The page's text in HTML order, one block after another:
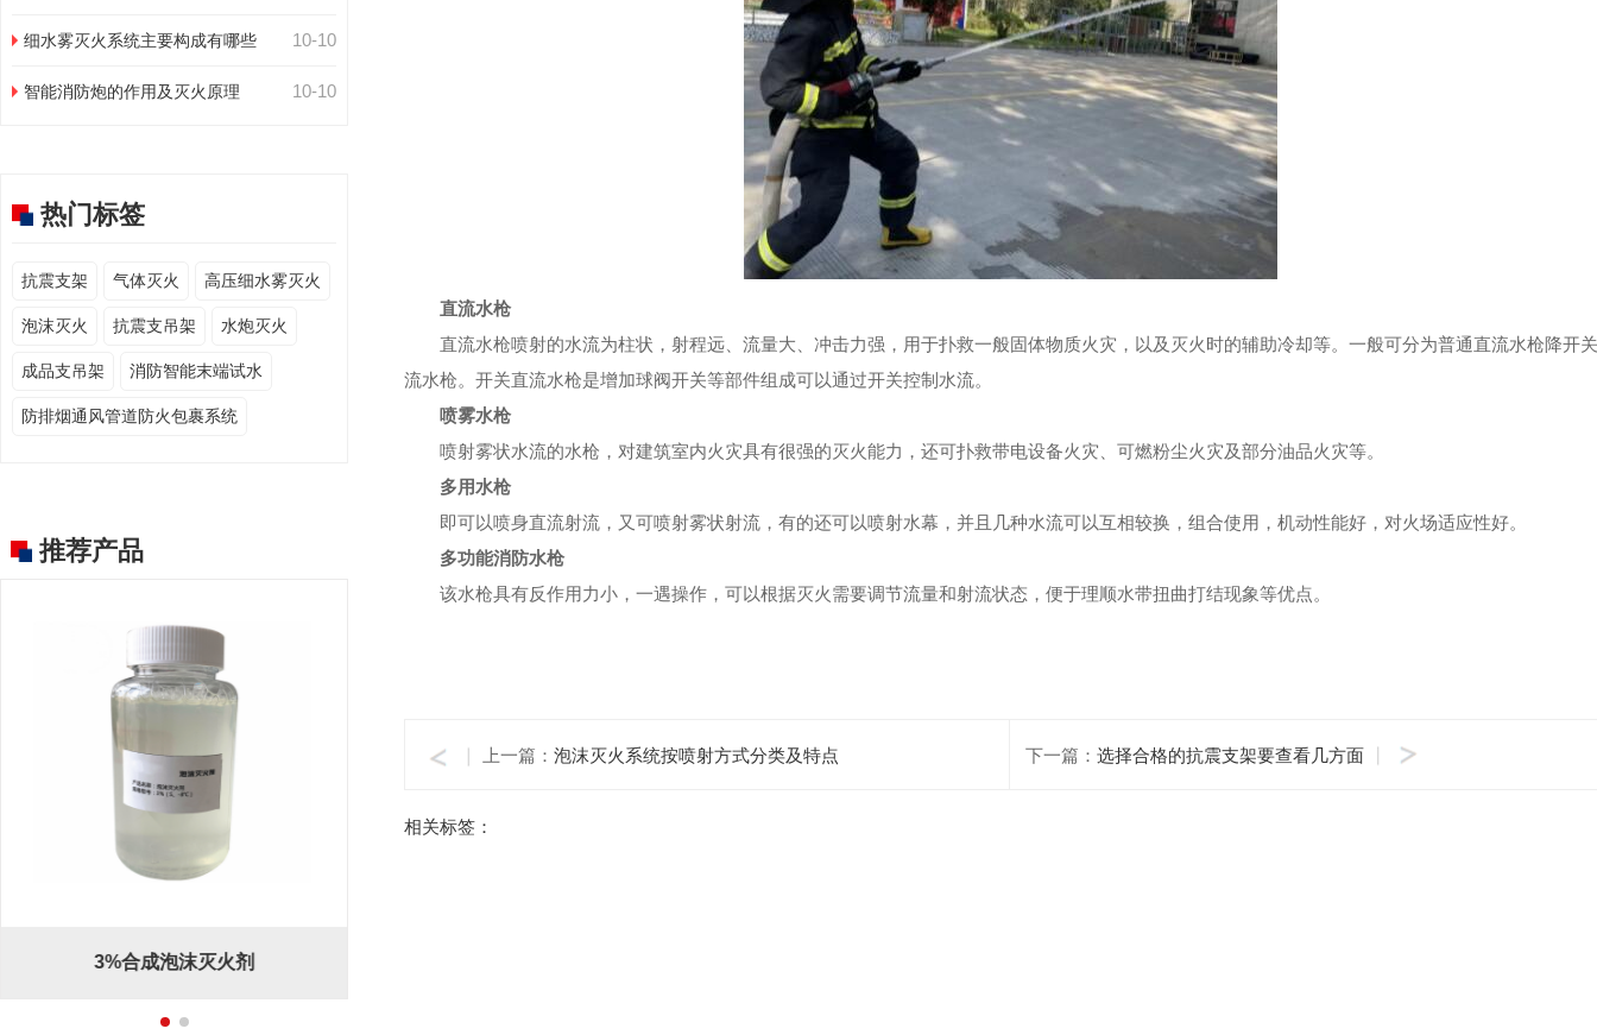
细水雾灭火系统主要构成有哪些 10-10
智能消防炮的作用及灭火原理 10-10
热门标签
抗震支架 气体灭火 高压细水雾灭火
泡沫灭火 抗震支吊架 水炮灭火
成品支吊架 消防智能末端试水
防排烟通风管道防火包裹系统
推荐产品
3%合成泡沫灭火剂
直流水枪
直流水枪喷射的水流为柱状，射程远、流量大、冲击力强，用于扑救一般固体物质火灾，以及灭火时的辅助冷却等。一般可分为普通直流水枪降开
流水枪。开关直流水枪是增加球阀开关等部件组成可以通过开关控制水流。
喷雾水枪
喷射雾状水流的水枪，对建筑室内火灾具有很强的灭火能力，还可扑救带电设备火灾、可燃粉尘火灾及部分油品火灾等。
多用水枪
即可以喷身直流射流，又可喷射雾状射流，有的还可以喷射水幕，并且几种水流可以互相较换，组合使用，机动性能好，对火场适应性好。
多功能消防水枪
该水枪具有反作用力小，一遇操作，可以根据灭火需要调节流量和射流状态，便于理顺水带扭曲打结现象等优点。
上一篇： 泡沫灭火系统按喷射方式分类及特点 下一篇： 选择合格的抗震支架要查看几方面
相关标签：